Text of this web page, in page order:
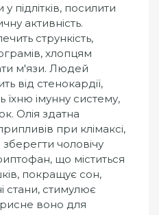
підлітків, посилити
активність.
стрункість,
хлопцям
м'язи. Людей
від стенокардії,
їхню імунну систему,
Олія здатна
при клімаксі,
чоловічу
що міститься
покращує сон,
стани, стимулює
воно для